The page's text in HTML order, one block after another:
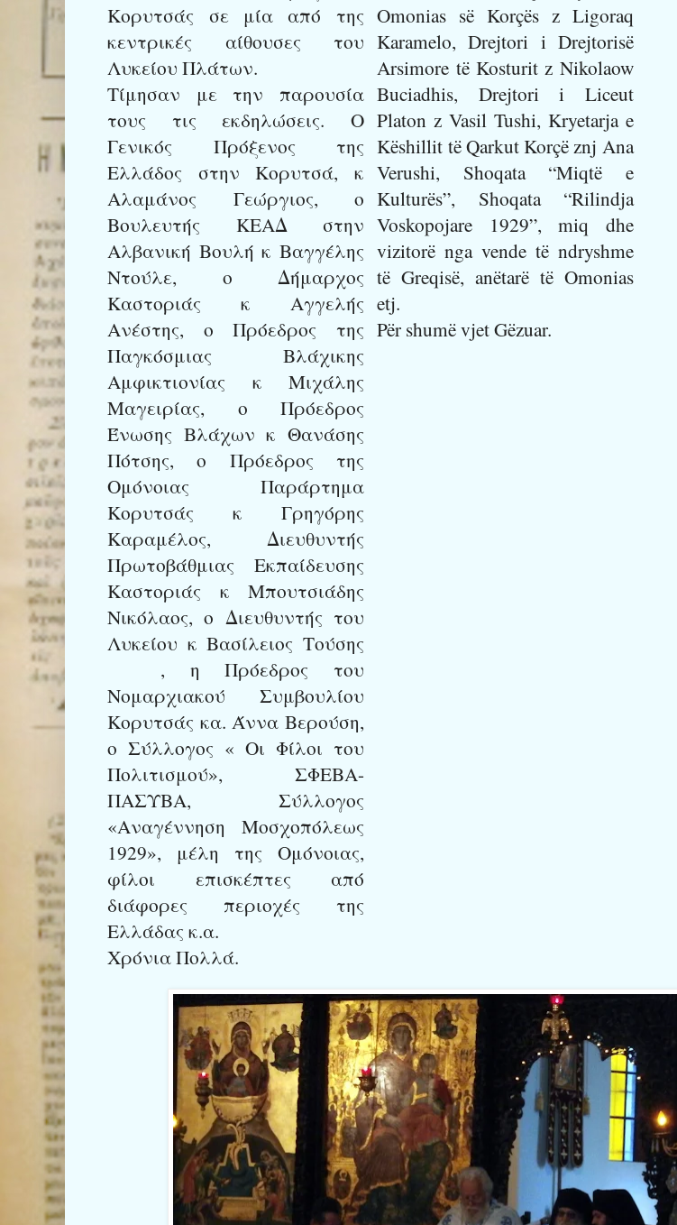
Κορυτσάς σε μία από της
κεντρικές αίθουσες του
Λυκείου Πλάτων.
Τίμησαν με την παρουσία
τους τις εκδηλώσεις. Ο
Γενικός Πρόξενος της
Ελλάδος στην Κορυτσά, κ
Αλαμάνος Γεώργιος, ο
Βουλευτής ΚΕΑΔ στην
Αλβανική Βουλή κ Βαγγέλης
Ντούλε, ο Δήμαρχος
Καστοριάς κ Αγγελής
Ανέστης, ο Πρόεδρος της
Παγκόσμιας Βλάχικης
Αμφικτιονίας κ Μιχάλης
Μαγειρίας, ο Πρόεδρος
Ένωσης Βλάχων κ Θανάσης
Πότσης, ο Πρόεδρος της
Ομόνοιας Παράρτημα
Κορυτσάς κ Γρηγόρης
Καραμέλος, Διευθυντής
Πρωτοβάθμιας Εκπαίδευσης
Καστοριάς κ Μπουτσιάδης
Νικόλαος, ο Διευθυντής του
Λυκείου κ Βασίλειος Τούσης
, η Πρόεδρος του
Νομαρχιακού Συμβουλίου
Κορυτσάς κα. Άννα Βερούση,
ο Σύλλογος « Οι Φίλοι του
Πολιτισμού», ΣΦΕΒΑ-
ΠΑΣΥΒΑ, Σύλλογος
«Αναγέννηση Μοσχοπόλεως
1929», μέλη της Ομόνοιας,
φίλοι επισκέπτες από
διάφορες περιοχές της
Ελλάδας κ.α.
Χρόνια Πολλά.
Omonias së Korçës z Ligoraq
Karamelo, Drejtori i Drejtorisë
Arsimore të Kosturit z Nikolaow
Buciadhis, Drejtori i Liceut
Platon z Vasil Tushi, Kryetarja e
Këshillit të Qarkut Korçë znj Ana
Verushi, Shoqata “Miqtë e
Kulturës”, Shoqata “Rilindja
Voskopojare 1929”, miq dhe
vizitorë nga vende të ndryshme
të Greqisë, anëtarë të Omonias
etj.
Për shumë vjet Gëzuar.